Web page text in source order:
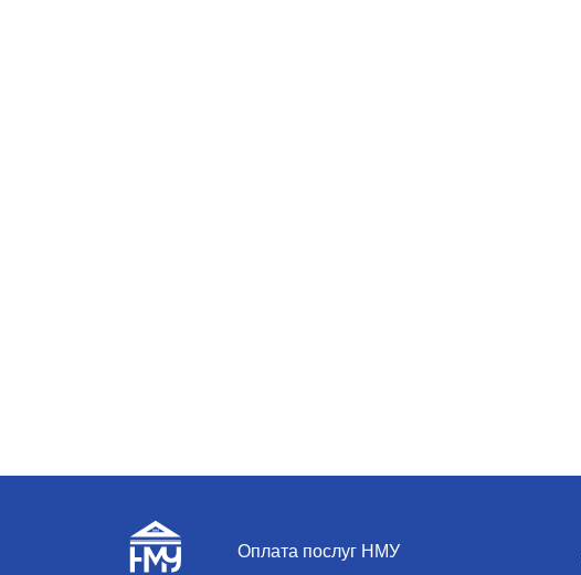
Оплата послуг НМУ